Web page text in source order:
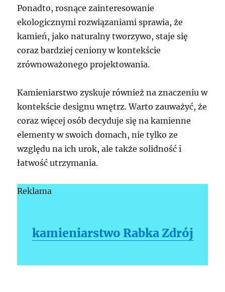
Ponadto, rosnące zainteresowanie
ekologicznymi rozwiązaniami sprawia, że
kamień, jako naturalny tworzywo, staje się
coraz bardziej ceniony w kontekście
zrównoważonego projektowania.
Kamieniarstwo zyskuje również na znaczeniu w
kontekście designu wnętrz. Warto zauważyć, że
coraz więcej osób decyduje się na kamienne
elementy w swoich domach, nie tylko ze
względu na ich urok, ale także solidność i
łatwość utrzymania.
Reklama
kamieniarstwo Rabka Zdrój